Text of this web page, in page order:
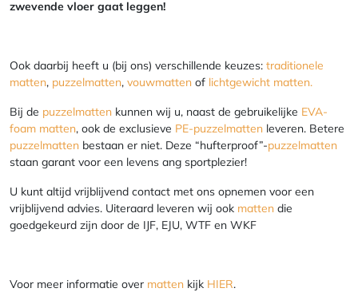
zwevende vloer gaat leggen!
Ook daarbij heeft u (bij ons) verschillende keuzes: traditionele
matten, puzzelmatten, vouwmatten of lichtgewicht matten.
Bij de puzzelmatten kunnen wij u, naast de gebruikelijke EVA-
foam matten, ook de exclusieve PE-puzzelmatten leveren. Betere
puzzelmatten bestaan er niet. Deze “hufterproof”-puzzelmatten
staan garant voor een levens ang sportplezier!
U kunt altijd vrijblijvend contact met ons opnemen voor een
vrijblijvend advies. Uiteraard leveren wij ook matten die
goedgekeurd zijn door de IJF, EJU, WTF en WKF
Voor meer informatie over matten kijk HIER.